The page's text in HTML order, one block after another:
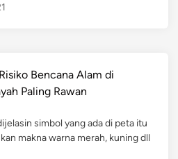
Bencana Alam di
Paling Rawan
simbol yang ada di peta itu
makna warna merah, kuning dll